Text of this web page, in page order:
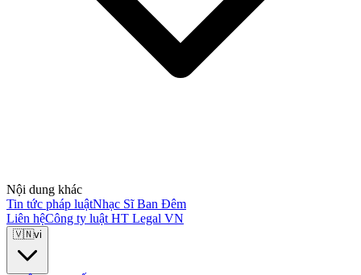
Nội dung khác
Tin tức pháp luậtNhạc Sĩ Ban Đêm
Liên hệCông ty luật HT Legal VN
🇻🇳vi